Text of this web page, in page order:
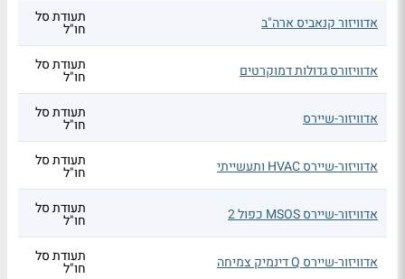
אדוויזור קנאביס ארה"ב תעודת סל
חו"ל
אדוויזורס גדולות דמוקרטים תעודת סל
חו"ל
אדוויזור-שיירס תעודת סל
חו"ל
אדוויזור-שיירס HVAC ותעשייתי תעודת סל
חו"ל
אדוויזור-שיירס MSOS כפול 2 תעודת סל
חו"ל
אדוויזור-שיירס Q דינמיק צמיחה תעודת סל
חו"ל